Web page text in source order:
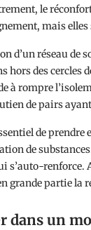
le
mais
d’un réseau de
hors des cercles
à rompre
de pairs
de prendre
de
s’auto-renforce.
grande partie la
dans un